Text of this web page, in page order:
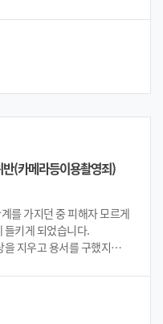
하여 전문 변호사와 상담을
명하고 사건을 진행하게
(카메라등이용촬영죄)
를 가지던 중 피해자 모르게
들키게 되었습니다.
지우고 용서를 구했지만
건 된 후 법무법인 한경을
성을 설명을 들은 뒤